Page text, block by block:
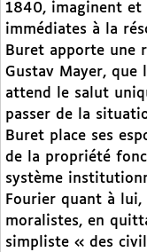
1840, imaginent et
immédiates à la
Buret apporte une
Gustav Mayer, que
attend le salut
passer de la
Buret place ses
de la propriété
système
Fourier quant à lui,
moralistes, en
simpliste « des